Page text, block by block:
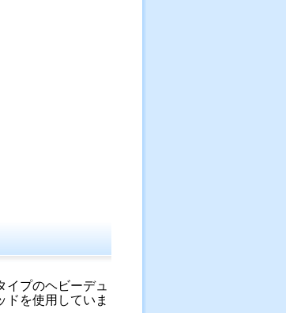
プのヘビーデュ
ドを使用していま